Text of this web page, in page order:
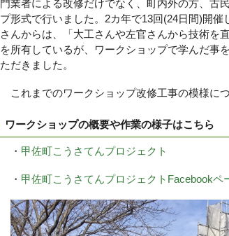
門業者による改修だけでなく、町内外の方、古
プ形式で行いました。2カ年で13回(24日間)開
さんからは、「大工さんや左官さんから技術を
を所有しているが、ワークショップで学んだ事
ただきました。
これまでのワークショップ改修工事の模様に
ワークショップの概要や作業の様子はこちら
・ 甲佐町こうさてんプロジェクト
・ 甲佐町こうさてんプロジェクトFacebookペ